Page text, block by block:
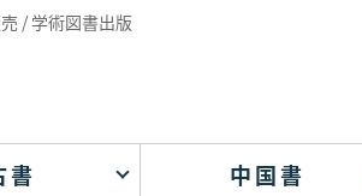
/ 学術図書出版
書 中国書